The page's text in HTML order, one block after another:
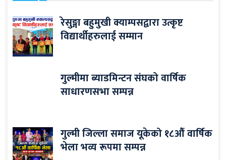
रेसुङ्गा बहुमुखी क्याम्पसद्वारा उत्कृष्ट
विद्यार्थीहरुलाई सम्मान
गुल्मीमा ब्याडमिन्टन संघको वार्षिक
साधारणसभा सम्पन्न
गुल्मी जिल्ला समाज यूकेको १८औँ वार्षिक
भेला भव्य रूपमा सम्पन्न